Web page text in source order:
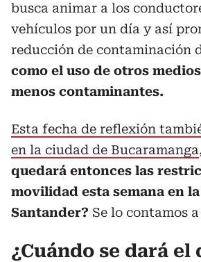
busca animar a los
vehículos por un día y así
reducción de contaminación
como el uso de otros
menos contaminantes.
Esta fecha de reflexión
en la ciudad de Bucaramanga
quedará entonces las
movilidad esta semana en
Santander? Se lo contamos
¿Cuándo se dará el